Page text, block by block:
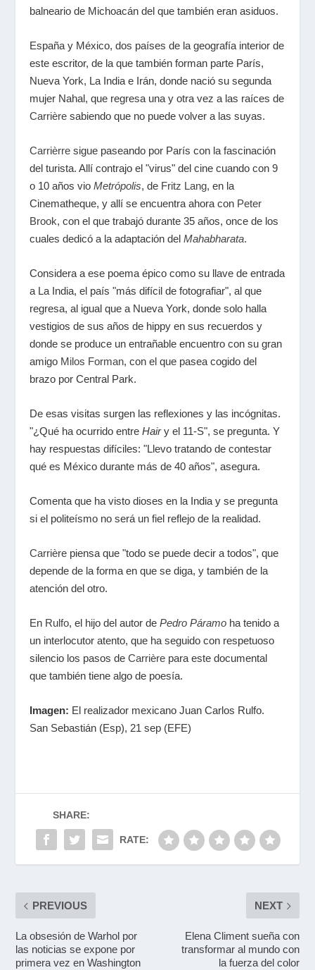
balneario de Michoacán del que también eran asiduos.
España y México, dos países de la geografía interior de
este escritor, de la que también forman parte París,
Nueva York, La India e Irán, donde nació su segunda
mujer Nahal, que regresa una y otra vez a las raíces de
Carrière sabiendo que no puede volver a las suyas.
Carrièrre sigue paseando por París con la fascinación
del turista. Allí contrajo el "virus" del cine cuando con 9
o 10 años vioMetrópolis, de Fritz Lang, en la
Cinematheque, y allí se encuentra ahora con Peter
Brook, con el que trabajó durante 35 años, once de los
cuales dedicó a la adaptación delMahabharata.
Considera a ese poema épico como su llave de entrada
a La India, el país "más difícil de fotografiar", al que
regresa, al igual que a Nueva York, donde solo halla
vestigios de sus años de hippy en sus recuerdos y
donde se produce un entrañable encuentro con su gran
amigo Milos Forman, con el que pasea cogido del
brazo por Central Park.
De esas visitas surgen las reflexiones y las incógnitas.
"¿Qué ha ocurrido entreHairy el 11-S", se pregunta. Y
hay respuestas difíciles: "Llevo tratando de contestar
qué es México durante más de 40 años", asegura.
Comenta que ha visto dioses en la India y se pregunta
si el politeísmo no será un fiel reflejo de la realidad.
Carrière piensa que "todo se puede decir a todos", que
depende de la forma en que se diga, y también de la
atención del otro.
En Rulfo, el hijo del autor dePedro Páramo ha tenido a
un interlocutor atento, que ha seguido con respetuoso
silencio los pasos deCarrière para este documental
que también tiene algo de poesía.
Imagen: El realizador mexicano Juan Carlos Rulfo.
San Sebastián (Esp), 21 sep (EFE)
SHARE:
RATE:
PREVIOUS
La obsesión de Warhol por
las noticias se expone por
primera vez en Washington
NEXT
Elena Climent sueña con
transformar al mundo con
la fuerza del color